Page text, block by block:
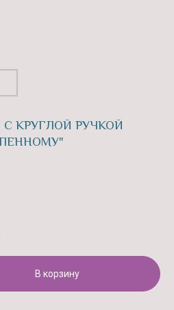
КРУГЛОЙ РУЧКОЙ
В корзину
СВОЙ